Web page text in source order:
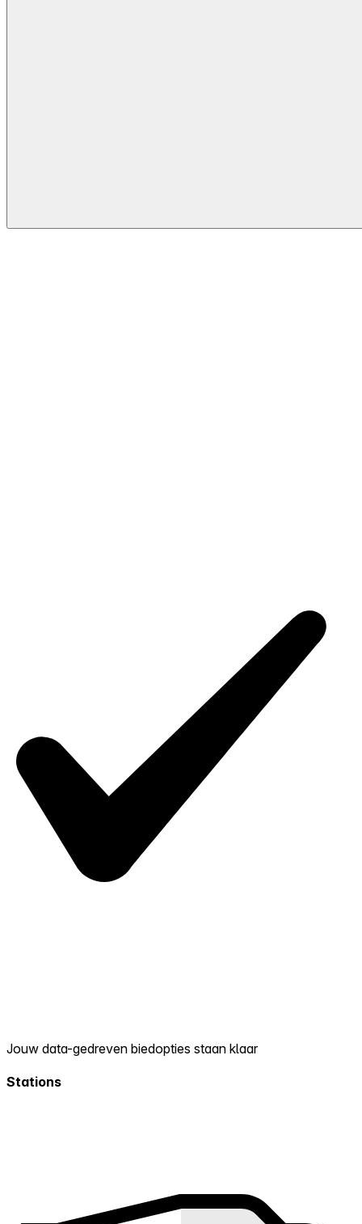
Jouw data-gedreven biedopties staan klaar
Stations